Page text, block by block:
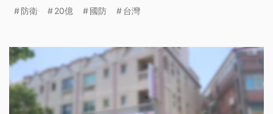
會公布「2027財政年度國防撥款法案」，將撥出10
億美元，用於替換、提供給台灣的國防物資。
防衛 20億 國防 台灣